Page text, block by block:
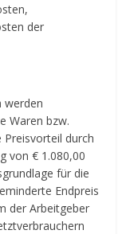
der
werden
Waren bzw.
Preisvorteil durch
von € 1.080,00
für die
Endpreis
der Arbeitgeber